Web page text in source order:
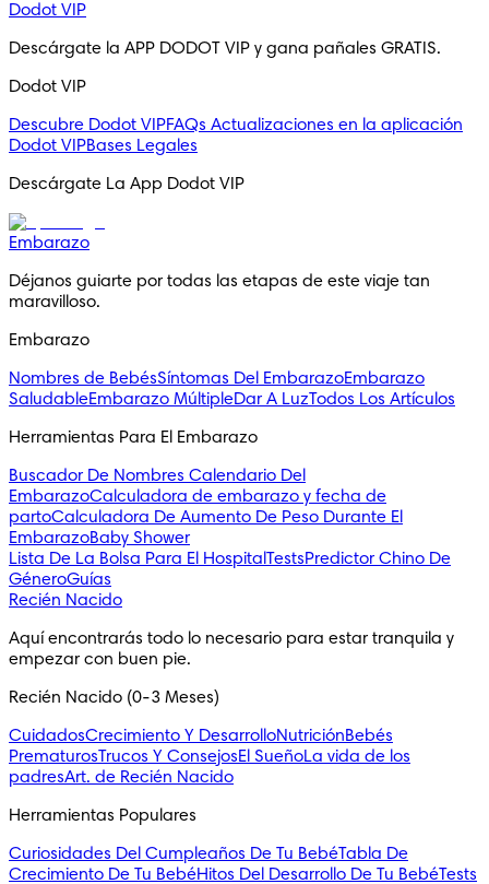
Dodot VIP
Descárgate la APP DODOT VIP y gana pañales GRATIS.
Dodot VIP
Descubre Dodot VIPFAQs Actualizaciones en la aplicación
Dodot VIPBases Legales
Descárgate La App Dodot VIP
Embarazo
Déjanos guiarte por todas las etapas de este viaje tan
maravilloso.
Embarazo
Nombres de BebésSíntomas Del EmbarazoEmbarazo
SaludableEmbarazo MúltipleDar A LuzTodos Los Artículos
Herramientas Para El Embarazo
Buscador De Nombres Calendario Del
EmbarazoCalculadora de embarazo y fecha de
partoCalculadora De Aumento De Peso Durante El
EmbarazoBaby Shower
Lista De La Bolsa Para El Hospital TestsPredictor Chino De
GéneroGuías
Recién Nacido
Aquí encontrarás todo lo necesario para estar tranquila y
empezar con buen pie.
Recién Nacido (0-3 Meses)
CuidadosCrecimiento Y DesarrolloNutriciónBebés
PrematurosTrucos Y ConsejosEl SueñoLa vida de los
padresArt. de Recién Nacido
Herramientas Populares
Curiosidades Del Cumpleaños De Tu BebéTabla De
Crecimiento De Tu BebéHitos Del Desarrollo De Tu BebéTests